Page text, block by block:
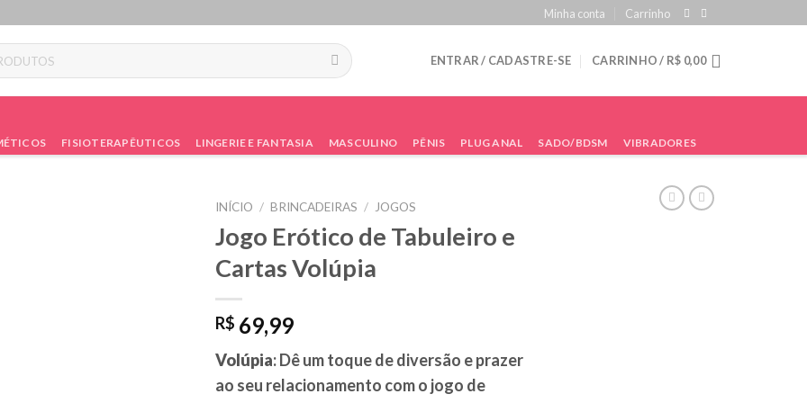
Minha conta Carrinho
ENTRAR / CADASTRE-SE CARRINHO / R$ 0,00
FISIOTERAPÊUTICOS LINGERIE E FANTASIA MASCULINO PÊNIS PLUG ANAL SADO/BDSM VIBRADORES
INÍCIO / BRINCADEIRAS / JOGOS
Jogo Erótico de Tabuleiro e
Cartas Volúpia
R$ 69,99
Volúpia: Dê um toque de diversão e prazer
ao seu relacionamento com o jogo de